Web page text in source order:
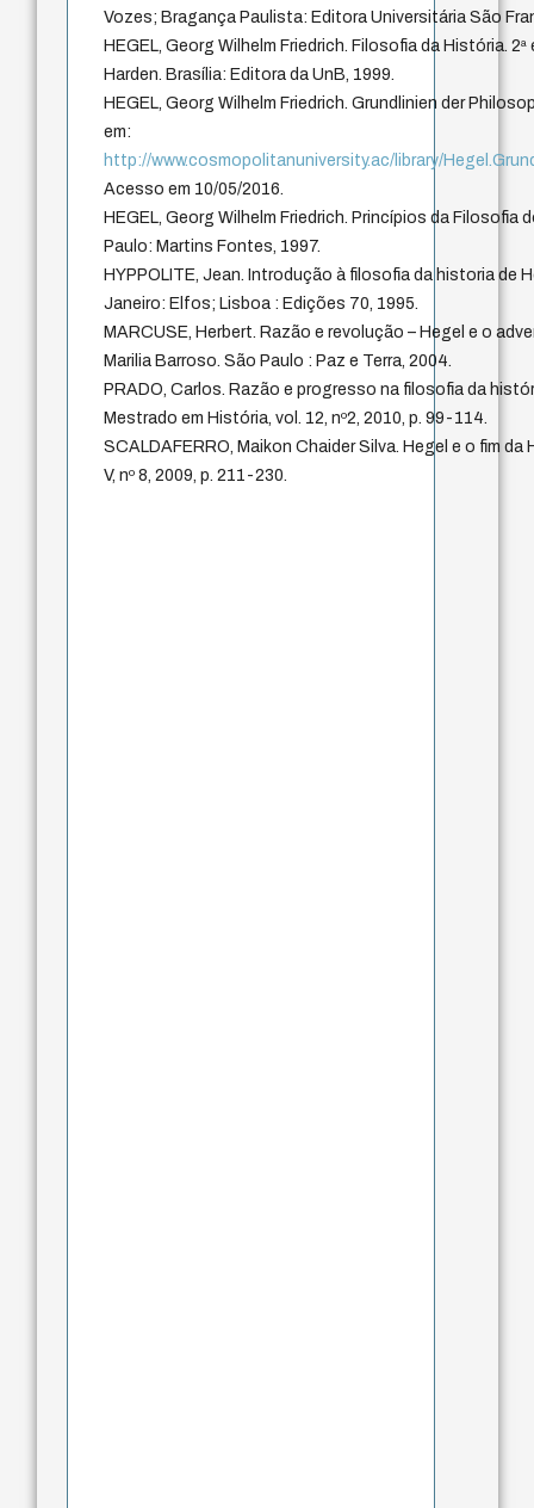
Vozes; Bragança Paulista: Editora Universitária São
HEGEL, Georg Wilhelm Friedrich. Filosofia da História.
Harden. Brasília: Editora da UnB, 1999.
HEGEL, Georg Wilhelm Friedrich. Grundlinien der
em:
http://www.cosmopolitanuniversity.ac/library/
Acesso em 10/05/2016.
HEGEL, Georg Wilhelm Friedrich. Princípios da Filosofia
Paulo: Martins Fontes, 1997.
HYPPOLITE, Jean. Introdução à filosofia da historia de
Janeiro: Elfos; Lisboa : Edições 70, 1995.
MARCUSE, Herbert. Razão e revolução – Hegel e o
Marilia Barroso. São Paulo : Paz e Terra, 2004.
PRADO, Carlos. Razão e progresso na filosofia da
Mestrado em História, vol. 12, nº2, 2010, p. 99-114.
SCALDAFERRO, Maikon Chaider Silva. Hegel e o fim
V, nº 8, 2009, p. 211-230.